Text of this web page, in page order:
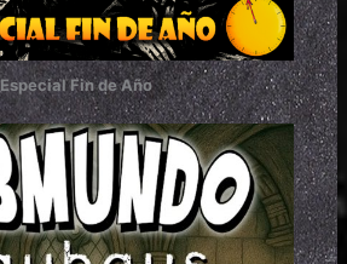
Especial Fin de Año